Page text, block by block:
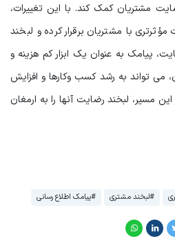
مشتریان کمک کند. با این تغییرات،
با مشتریان برقرار کرده و لبخند
پیامک به عنوان یک ابزار کم هزینه و
می تواند به رشد کسب وکارها و افزایش
مسیر، لبخند رضایت آنها را به ارمغان
#لبخند مشتری #پیامک اطلاع رسانی